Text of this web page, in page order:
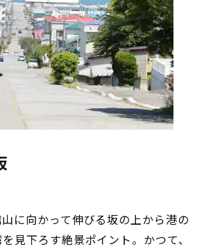
に向かって伸びる坂の上から港の
見下ろす絶景ポイント。かつて、